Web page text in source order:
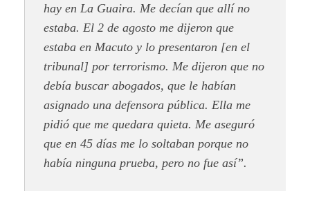
hay en La Guaira. Me decían que allí no
estaba. El 2 de agosto me dijeron que
estaba en Macuto y lo presentaron [en el
tribunal] por terrorismo. Me dijeron que no
debía buscar abogados, que le habían
asignado una defensora pública. Ella me
pidió que me quedara quieta. Me aseguró
que en 45 días me lo soltaban porque no
había ninguna prueba, pero no fue así”.